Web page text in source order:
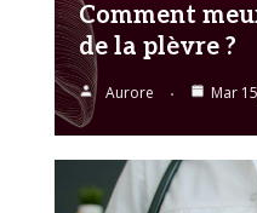
Comment
de la plèvre ?
Aurore Mar